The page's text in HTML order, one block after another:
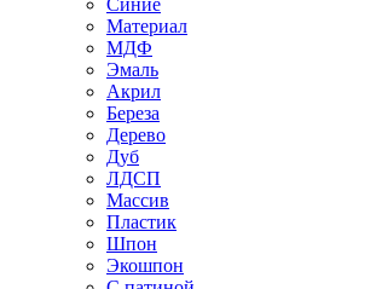
Синие
Материал
МДФ
Эмаль
Акрил
Береза
Дерево
Дуб
ЛДСП
Массив
Пластик
Шпон
Экошпон